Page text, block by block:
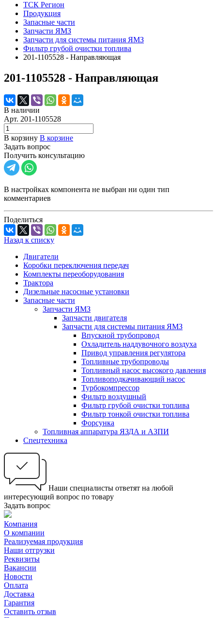
ТСК Регион
Продукция
Запасные части
Запчасти ЯМЗ
Запчасти для системы питания ЯМЗ
Фильтр грубой очистки топлива
201-1105528 - Направляющая
201-1105528 - Направляющая
В наличии
Арт. 201-1105528
В корзину В корзине
Задать вопрос
Получить консультацию
В настройках компонента не выбран ни один тип
комментариев
Поделиться
Назад к списку
Двигатели
Коробки переключения передач
Комплекты переоборудования
Трактора
Дизельные насосные установки
Запасные части
Запчасти ЯМЗ
Запчасти двигателя
Запчасти для системы питания ЯМЗ
Впускной трубопровод
Охладитель наддувочного воздуха
Привод управления регулятора
Топливные трубопроводы
Топливный насос высокого давления
Топливоподкачивающий насос
Турбокомпрессор
Фильтр воздушный
Фильтр грубой очистки топлива
Фильтр тонкой очистки топлива
Форсунка
Топливная аппаратура ЯЗДА и АЗПИ
Спецтехника
Наши специалисты ответят на любой
интересующий вопрос по товару
Задать вопрос
Компания
О компании
Реализуемая продукция
Наши отгрузки
Реквизиты
Вакансии
Новости
Оплата
Доставка
Гарантия
Оставить отзыв